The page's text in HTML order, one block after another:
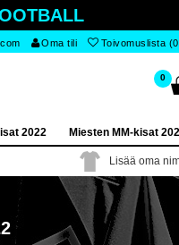
Oma tili Toivomuslista
0
2022 Miesten MM-kisat
Lisää oma